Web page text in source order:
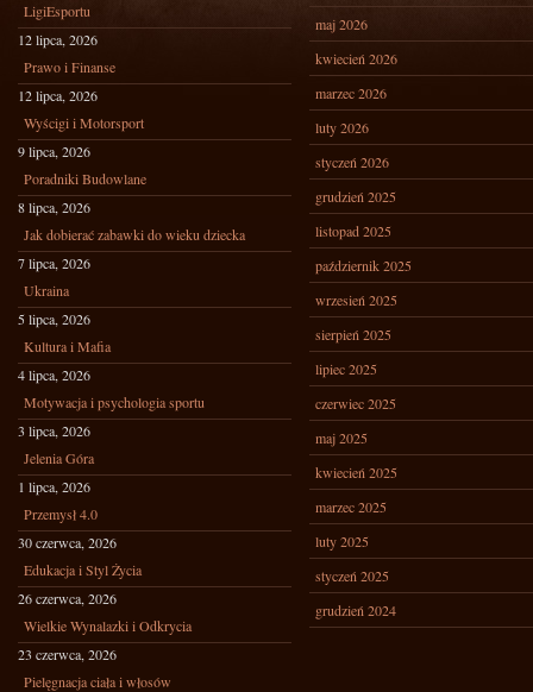
LigiEsportu
12 lipca, 2026
Prawo i Finanse
12 lipca, 2026
Wyścigi i Motorsport
9 lipca, 2026
Poradniki Budowlane
8 lipca, 2026
Jak dobierać zabawki do wieku dziecka
7 lipca, 2026
Ukraina
5 lipca, 2026
Kultura i Mafia
4 lipca, 2026
Motywacja i psychologia sportu
3 lipca, 2026
Jelenia Góra
1 lipca, 2026
Przemysł 4.0
30 czerwca, 2026
Edukacja i Styl Życia
26 czerwca, 2026
Wielkie Wynalazki i Odkrycia
23 czerwca, 2026
Pielęgnacja ciała i włosów
maj 2026
kwiecień 2026
marzec 2026
luty 2026
styczeń 2026
grudzień 2025
listopad 2025
październik 2025
wrzesień 2025
sierpień 2025
lipiec 2025
czerwiec 2025
maj 2025
kwiecień 2025
marzec 2025
luty 2025
styczeń 2025
grudzień 2024